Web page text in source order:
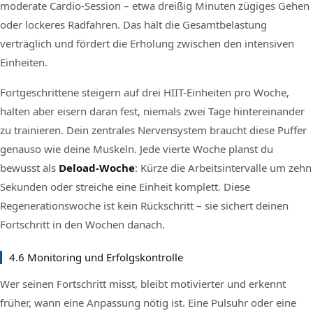
moderate Cardio-Session – etwa dreißig Minuten zügiges Gehen
oder lockeres Radfahren. Das hält die Gesamtbelastung
verträglich und fördert die Erholung zwischen den intensiven
Einheiten.
Fortgeschrittene steigern auf drei HIIT-Einheiten pro Woche,
halten aber eisern daran fest, niemals zwei Tage hintereinander
zu trainieren. Dein zentrales Nervensystem braucht diese Puffer
genauso wie deine Muskeln. Jede vierte Woche planst du
bewusst als Deload-Woche: Kürze die Arbeitsintervalle um zehn
Sekunden oder streiche eine Einheit komplett. Diese
Regenerationswoche ist kein Rückschritt – sie sichert deinen
Fortschritt in den Wochen danach.
4.6 Monitoring und Erfolgskontrolle
Wer seinen Fortschritt misst, bleibt motivierter und erkennt
früher, wann eine Anpassung nötig ist. Eine Pulsuhr oder eine